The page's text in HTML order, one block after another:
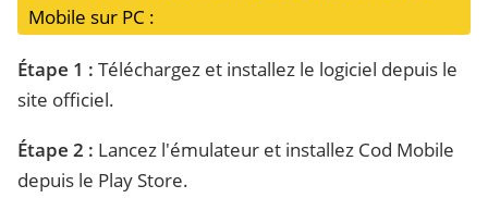
Mobile sur PC :
Étape 1 : Téléchargez et installez le logiciel depuis le
site officiel.
Étape 2 : Lancez l'émulateur et installez Cod Mobile
depuis le Play Store.